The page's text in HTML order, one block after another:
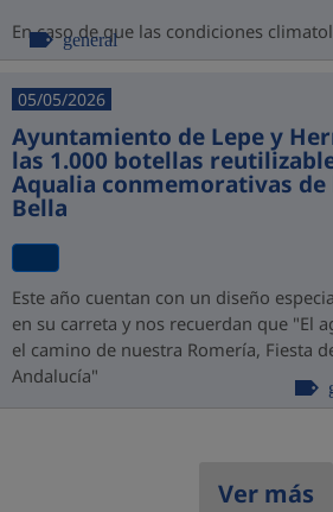
En caso de que las condiciones
general
05/05/2026
Ayuntamiento de Lepe y
las 1.000 botellas
Aqualia conmemorativas de
Bella
Este año cuentan con un diseño
en su carreta y nos recuerdan que "El
el camino de nuestra Romería, Fiesta
Andalucía"
Ver más